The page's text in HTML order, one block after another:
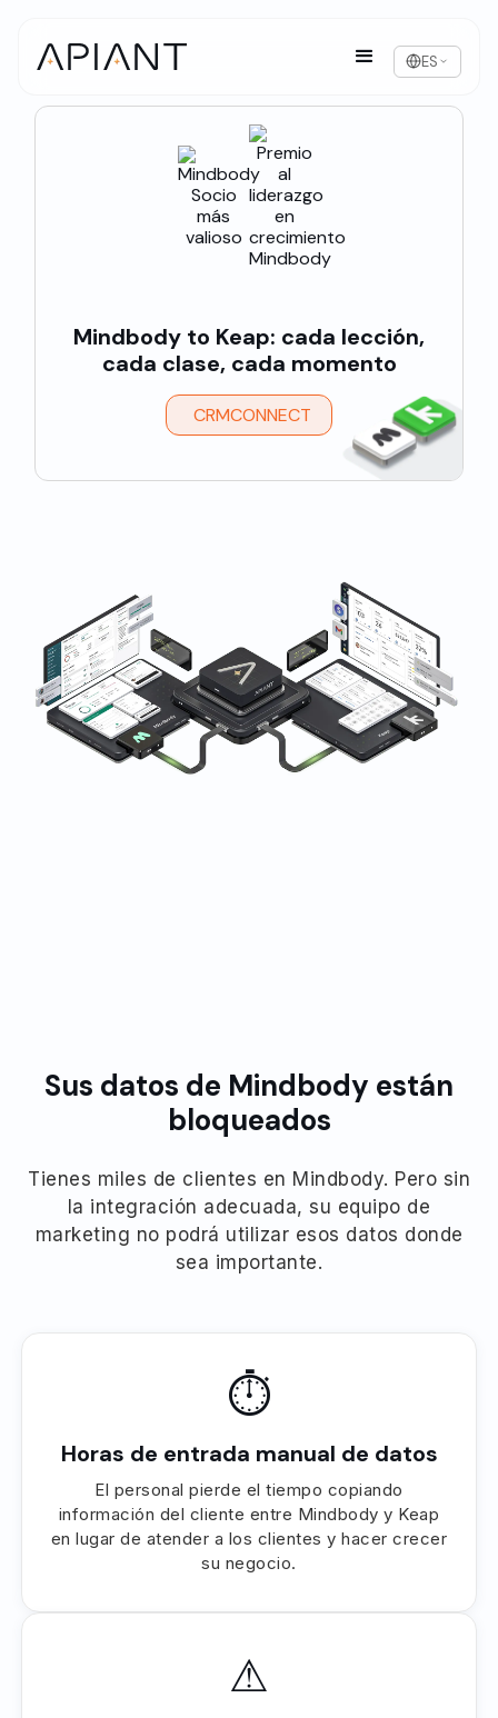
ES
Mindbody to Keap: cada lección,
cada clase, cada momento
CRMCONNECT
Sus datos de Mindbody están
bloqueados
Tienes miles de clientes en Mindbody. Pero sin
la integración adecuada, su equipo de
marketing no podrá utilizar esos datos donde
sea importante.
⏱
Horas de entrada manual de datos
El personal pierde el tiempo copiando
información del cliente entre Mindbody y Keap
en lugar de atender a los clientes y hacer crecer
su negocio.
⚠